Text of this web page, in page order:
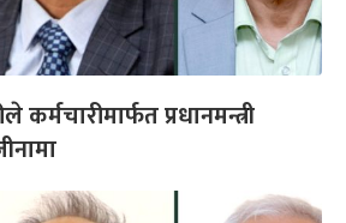
कर्मचारीमार्फत प्रधानमन्त्री